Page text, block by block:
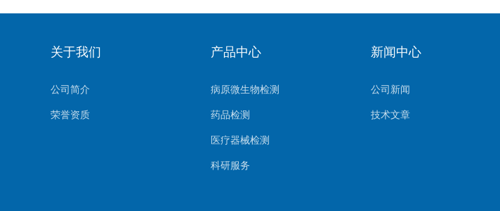
关于我们
公司简介
荣誉资质
产品中心
病原微生物检测
药品检测
医疗器械检测
科研服务
新闻中心
公司新闻
技术文章